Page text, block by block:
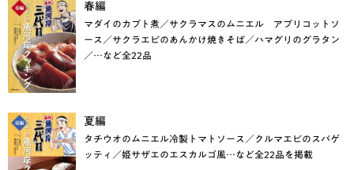
春編
マダイのカブト煮／サクラマスのムニエル アプリコットソ
ース／サクラエビのあんかけ焼きそば／ハマグリのグラタン
／…など全22品
夏編
タチウオのムニエル冷製トマトソース／クルマエビのスパゲ
ッティ／姫サザエのエスカルゴ風…など全22品を掲載